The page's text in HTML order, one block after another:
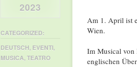
Am 1. April ist
Wien.
Im Musical von
englischen
2023
CATEGORIZED:
DEUTSCH, EVENTI,
MUSICA,TEATRO